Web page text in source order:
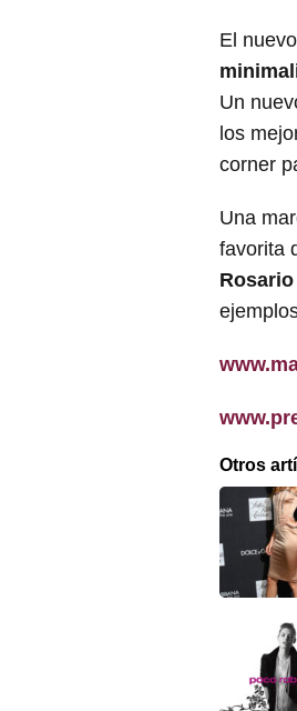
El
Un
los
corner
Una
favorita
Otros